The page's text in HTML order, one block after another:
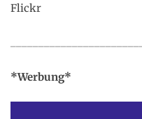
Flickr
*Werbung*